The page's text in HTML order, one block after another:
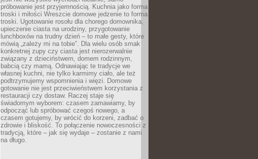
próbowanie jest przyjemnością. Kuchnia jako forma
troski i miłości Wreszcie domowe jedzenie to forma
troski. Ugotowanie rosołu dla chorego domownika,
upieczenie ciasta na urodziny, przygotowanie
lunchboxów na trudny dzień – to małe gesty, które
mówią „zależy mi na tobie”. Dla wielu osób smak
konkretnej zupy czy ciasta jest nierozerwalnie
związany z dzieciństwem, domem rodzinnym,
babcią czy mamą. Odnawiając te tradycje we
własnej kuchni, nie tylko karmimy ciało, ale też
podtrzymujemy wspomnienia i więzi. Domowe
gotowanie nie jest przeciwieństwem korzystania z
restauracji czy dostaw. Raczej staje się
świadomym wyborem: czasem zamawiamy, by
odpocząć lub spróbować czegoś nowego, a
czasem gotujemy, by wrócić do korzeni, zadbać o
zdrowie i bliskość. To połączenie nowoczesności z
tradycją, które – jak się wydaje – zostanie z nami
na długo.